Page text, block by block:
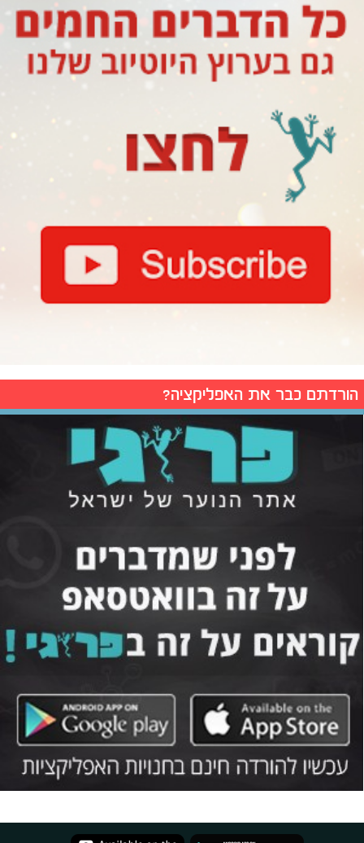
הורדתם כבר את האפליקציה?